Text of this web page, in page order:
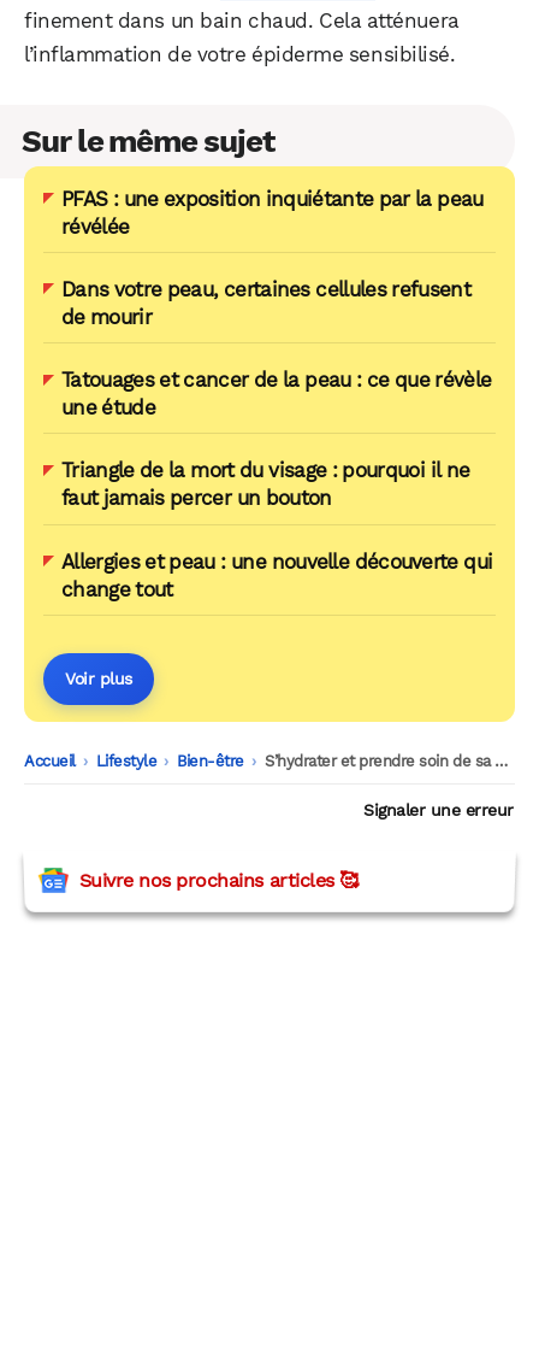
finement dans un bain chaud. Cela atténuera
l’inflammation de votre épiderme sensibilisé.
Sur le même sujet
PFAS : une exposition inquiétante par la peau
révélée
Dans votre peau, certaines cellules refusent
de mourir
Tatouages et cancer de la peau : ce que révèle
une étude
Triangle de la mort du visage : pourquoi il ne
faut jamais percer un bouton
Allergies et peau : une nouvelle découverte qui
change tout
Voir plus
Accueil -
Lifestyle -
Bien-être -
S’hydrater et prendre soin de sa peau avec des produits naturels de la cuisine
Signaler une erreur
Suivre nos prochains articles 🥰